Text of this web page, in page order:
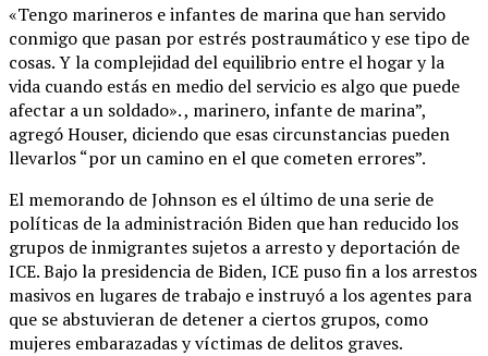
«Tengo marineros e infantes de marina que han servido
conmigo que pasan por estrés postraumático y ese tipo de
cosas. Y la complejidad del equilibrio entre el hogar y la
vida cuando estás en medio del servicio es algo que puede
afectar a un soldado». , marinero, infante de marina”,
agregó Houser, diciendo que esas circunstancias pueden
llevarlos “por un camino en el que cometen errores”.
El memorando de Johnson es el último de una serie de
políticas de la administración Biden que han reducido los
grupos de inmigrantes sujetos a arresto y deportación de
ICE. Bajo la presidencia de Biden, ICE puso fin a los arrestos
masivos en lugares de trabajo e instruyó a los agentes para
que se abstuvieran de detener a ciertos grupos, como
mujeres embarazadas y víctimas de delitos graves.